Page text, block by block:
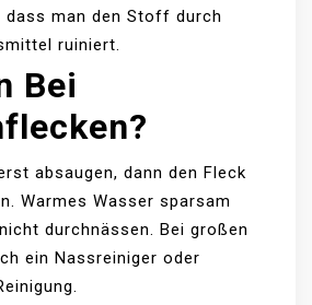
dass man den Stoff durch
ruiniert.
Bei
absaugen, dann den Fleck
Warmes Wasser sparsam
durchnässen. Bei großen
ein Nassreiniger oder